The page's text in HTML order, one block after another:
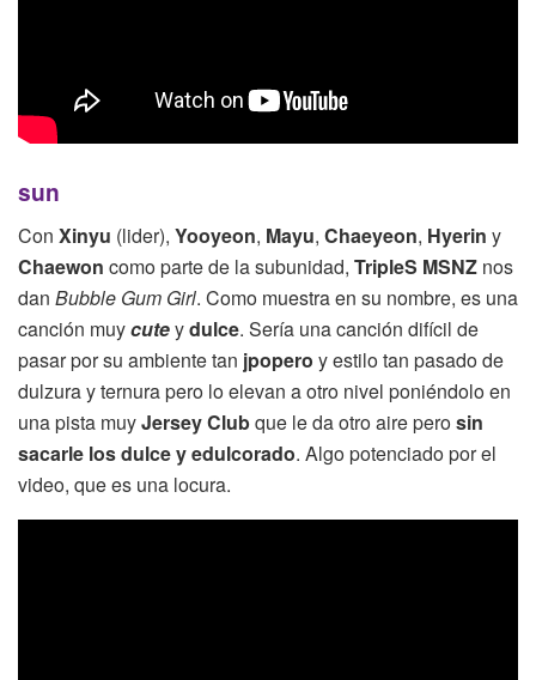
sun
Con Xinyu (lider), Yooyeon, Mayu, Chaeyeon, Hyerin y
Chaewon como parte de la subunidad, TripleS MSNZ nos
dan Bubble Gum Girl. Como muestra en su nombre, es una
canción muycuteydulce. Sería una canción difícil de
pasar por su ambiente tan jpopero y estilo tan pasado de
dulzura y ternura pero lo elevan a otro nivel poniéndolo en
una pista muyJersey Clubque le da otro aire perosin
sacarle los dulce y edulcorado. Algo potenciado por el
video, que es una locura.